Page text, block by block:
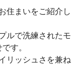
住まいをご紹介し
ルで洗練されたモ
す。
リッシュさを兼ね